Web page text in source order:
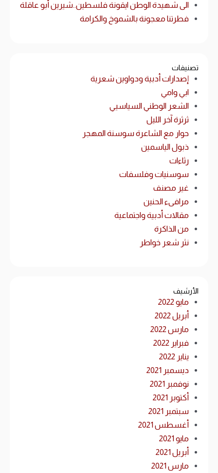
الى شهيدة الوطن ايقونة فلسطين..شيرين أبو عاقلة
فطرتنا معجونة بالشموخ والكرامة
تصنيفات
إصدارات أدبية ودواوين شعرية
ابي وامي
الشعر الوطني السياسيي
ثرثرة آخر الليل
حوار مع الشاعرة سوسنة المهجر
ذبول الياسمين
رثاءات
سوسنيات وفلسفات
غير مصنف
مرافىء الحنين
مقالات أدبية واجتماعية
من الذاكرة
نثر شعر خواطر
الأرشيف
مايو 2022
أبريل 2022
مارس 2022
فبراير 2022
يناير 2022
ديسمبر 2021
نوفمبر 2021
أكتوبر 2021
سبتمبر 2021
أغسطس 2021
مايو 2021
أبريل 2021
مارس 2021